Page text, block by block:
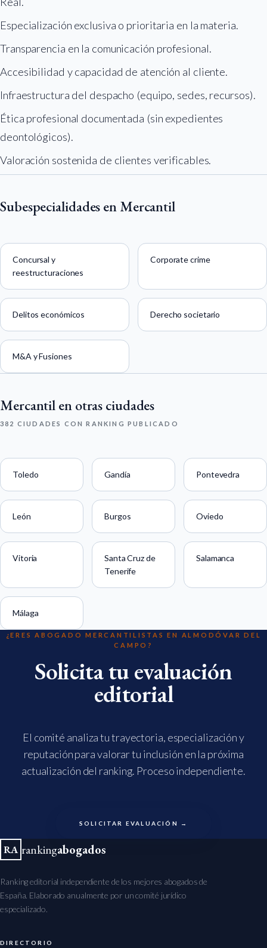
Especialización exclusiva o prioritaria en la materia.
Transparencia en la comunicación profesional.
Accesibilidad y capacidad de atención al cliente.
Infraestructura del despacho (equipo, sedes, recursos).
Ética profesional documentada (sin expedientes
deontológicos).
Valoración sostenida de clientes verificables.
Subespecialidades en Mercantil
Concursal y
reestructuraciones
Corporate crime
Delitos económicos Derecho societario
M&A y Fusiones
Mercantil en otras ciudades
382 CIUDADES CON RANKING PUBLICADO
Toledo Gandía Pontevedra
León Burgos Oviedo
Vitoria
Santa Cruz de
Tenerife
Salamanca
Málaga
¿ERES ABOGADO MERCANTILISTAS EN ALMODÓVAR DEL
CAMPO?
Solicita tu evaluación
editorial
El comité analiza tu trayectoria, especialización y
reputación para valorar tu inclusión en la próxima
actualización del ranking. Proceso independiente.
SOLICITAR EVALUACIÓN →
RA rankingabogados
Ranking editorial independiente de los mejores abogados de
España. Elaborado anualmente por un comité jurídico
especializado.
DIRECTORIO